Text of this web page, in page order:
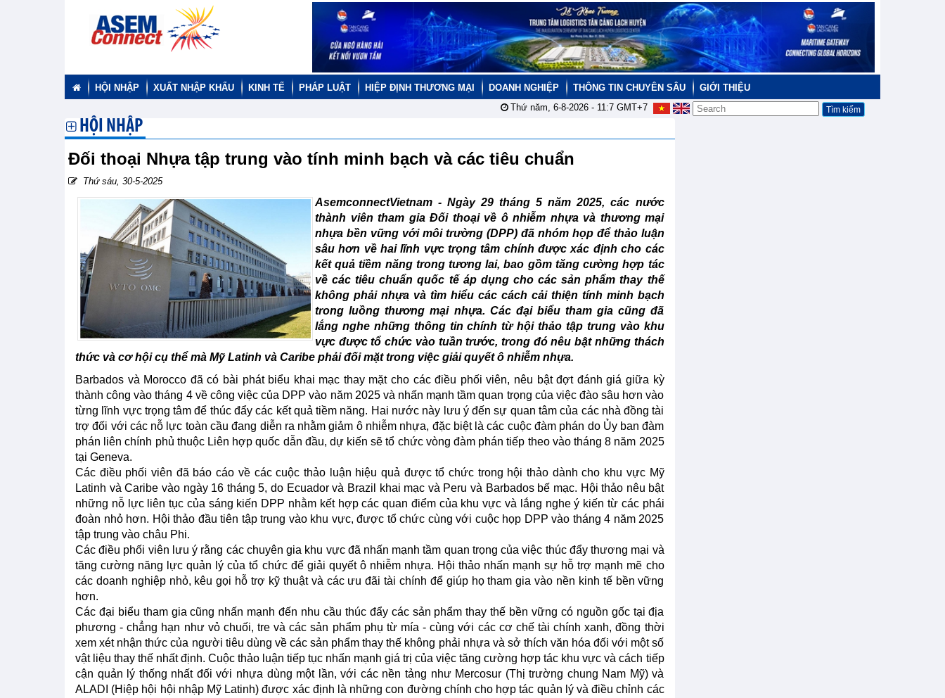
HỘI NHẬP XUẤT NHẬP KHẨU KINH TẾ PHÁP LUẬT HIỆP ĐỊNH THƯƠNG MẠI DOANH NGHIỆP THÔNG TIN CHUYÊN SÂU
GIỚI THIỆU
Thứ năm, 6-8-2026 - 11:7GMT+7
HỘI NHẬP
Đối thoại Nhựa tập trung vào tính minh bạch và các tiêu chuẩn
Thứ sáu, 30-5-2025
AsemconnectVietnam -Ngày 29 tháng 5 năm 2025, các nước
thành viên tham gia Đối thoại về ô nhiễm nhựa và thương mại
nhựa bền vững với môi trường (DPP) đã nhóm họp để thảo luận
sâu hơn về hai lĩnh vực trọng tâm chính được xác định cho các
kết quả tiềm năng trong tương lai, bao gồm tăng cường hợp tác
về các tiêu chuẩn quốc tế áp dụng cho các sản phẩm thay thế
không phải nhựa và tìm hiểu các cách cải thiện tính minh bạch
trong luồng thương mại nhựa. Các đại biểu tham gia cũng đã
lắng nghe những thông tin chính từ hội thảo tập trung vào khu
vực được tổ chức vào tuần trước, trong đó nêu bật những thách
thức và cơ hội cụ thể mà Mỹ Latinh và Caribe phải đối mặt trong việc giải quyết ô nhiễm nhựa.
Barbados và Morocco đã có bài phát biểu khai mạc thay mặt cho các điều phối viên, nêu bật đợt đánh giá giữa kỳ
thành công vào tháng 4 về công việc của DPP vào năm 2025 và nhấn mạnh tầm quan trọng của việc đào sâu hơn vào
từng lĩnh vực trọng tâm để thúc đẩy các kết quả tiềm năng. Hai nước này lưu ý đến sự quan tâm của các nhà đồng tài
trợ đối với các nỗ lực toàn cầu đang diễn ra nhằm giảm ô nhiễm nhựa, đặc biệt là các cuộc đàm phán do Ủy ban đàm
phán liên chính phủ thuộc Liên hợp quốc dẫn đầu, dự kiến sẽ tổ chức vòng đàm phán tiếp theo vào tháng 8 năm 2025
tại Geneva.
Các điều phối viên đã báo cáo về các cuộc thảo luận hiệu quả được tổ chức trong hội thảo dành cho khu vực Mỹ
Latinh và Caribe vào ngày 16 tháng 5, do Ecuador và Brazil khai mạc và Peru và Barbados bế mạc. Hội thảo nêu bật
những nỗ lực liên tục của sáng kiến DPP nhằm kết hợp các quan điểm của khu vực và lắng nghe ý kiến từ các phái
đoàn nhỏ hơn. Hội thảo đầu tiên tập trung vào khu vực, được tổ chức cùng với cuộc họp DPP vào tháng 4 năm 2025
tập trung vào châu Phi.
Các điều phối viên lưu ý rằng các chuyên gia khu vực đã nhấn mạnh tầm quan trọng của việc thúc đẩy thương mại và
tăng cường năng lực quản lý của tổ chức để giải quyết ô nhiễm nhựa. Hội thảo nhấn mạnh sự hỗ trợ mạnh mẽ cho
các doanh nghiệp nhỏ, kêu gọi hỗ trợ kỹ thuật và các ưu đãi tài chính để giúp họ tham gia vào nền kinh tế bền vững
hơn.
Các đại biểu tham gia cũng nhấn mạnh đến nhu cầu thúc đẩy các sản phẩm thay thế bền vững có nguồn gốc tại địa
phương - chẳng hạn như vỏ chuối, tre và các sản phẩm phụ từ mía - cùng với các cơ chế tài chính xanh, đồng thời
xem xét nhận thức của người tiêu dùng về các sản phẩm thay thế không phải nhựa và sở thích văn hóa đối với một số
vật liệu thay thế nhất định. Cuộc thảo luận tiếp tục nhấn mạnh giá trị của việc tăng cường hợp tác khu vực và cách tiếp
cận quản lý thống nhất đối với nhựa dùng một lần, với các nền tảng như Mercosur (Thị trường chung Nam Mỹ) và
ALADI (Hiệp hội hội nhập Mỹ Latinh) được xác định là những con đường chính cho hợp tác quản lý và điều chỉnh các